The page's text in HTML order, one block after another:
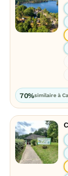
70%similaire à